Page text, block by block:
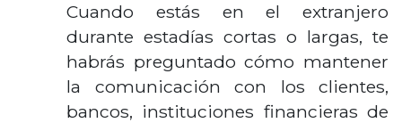
Cuando estás en el extranjero
durante estadías cortas o largas, te
habrás preguntado cómo mantener
la comunicación con los clientes,
bancos, instituciones financieras de